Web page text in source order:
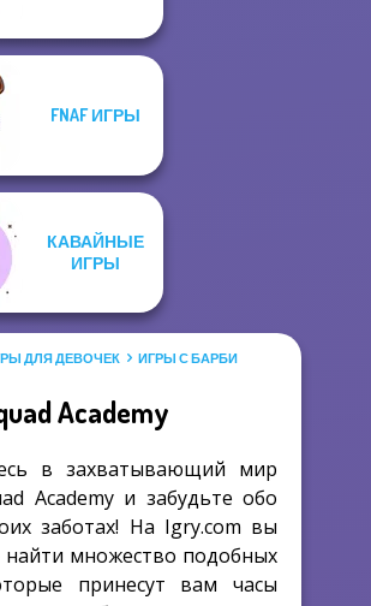
FNAF ИГРЫ
КАВАЙНЫЕ
ИГРЫ
ДЛЯ ДЕВОЧЕК ИГРЫ С БАРБИ
Academy
в захватывающий мир
Academy и забудьте обо
заботах! На Igry.com вы
множество подобных
принесут вам часы